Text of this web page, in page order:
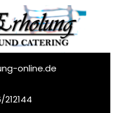
online.de